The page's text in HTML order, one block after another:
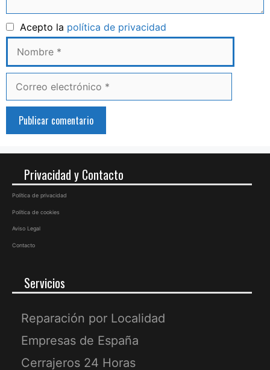
Acepto la política de privacidad
Privacidad y Contacto
Política de privacidad
Política de cookies
Aviso Legal
Contacto
Servicios
Reparación por Localidad
Empresas de España
Cerrajeros 24 Horas